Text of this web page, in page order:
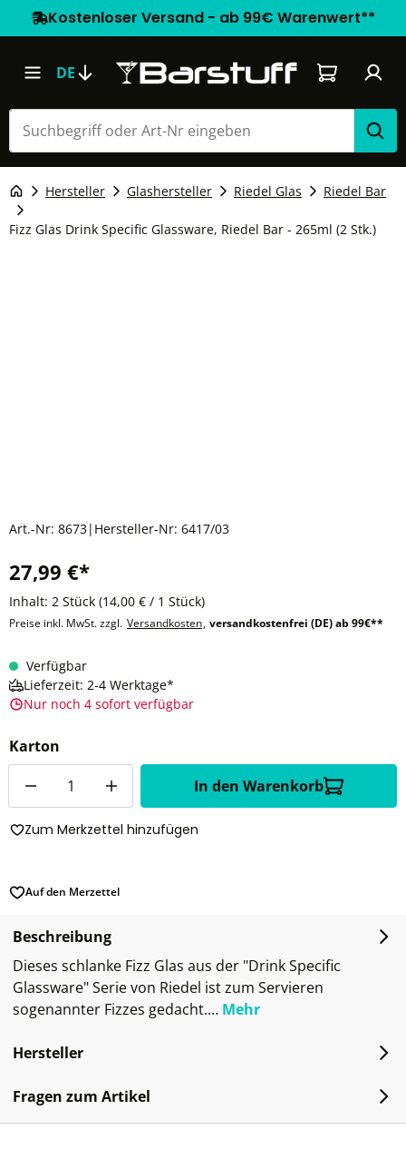
Kostenloser Versand - ab 99€ Warenwert**
DE Warenkorb
Hersteller Glashersteller Riedel Glas Riedel Bar
Fizz Glas Drink Specific Glassware, Riedel Bar - 265ml (2 Stk.)
Art.-Nr: 8673| Hersteller-Nr: 6417/03
27,99 €*
Inhalt: 2 Stück (14,00 € / 1 Stück)
Preise inkl. MwSt. zzgl. Versandkosten, versandkostenfrei (DE) ab 99€**
Verfügbar
Lieferzeit: 2-4 Werktage*
Nur noch 4 sofort verfügbar
Karton
In den Warenkorb
Zum Merkzettel hinzufügen
Auf den Merzettel
Beschreibung
Dieses schlanke Fizz Glas aus der "Drink Specific
Glassware" Serie von Riedel ist zum Servieren
sogenannter Fizzes gedacht.… Mehr
Hersteller
Fragen zum Artikel